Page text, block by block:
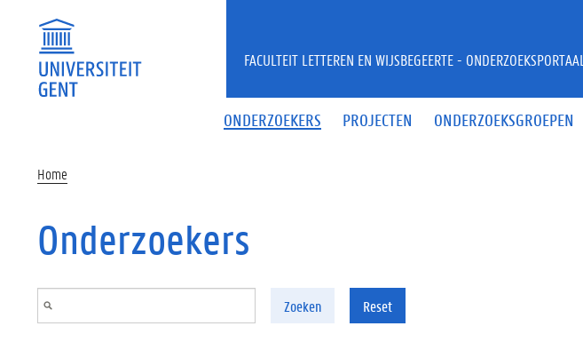
ONDERZOEKERS PROJECTEN ONDERZOEKSGROEPEN
FACULTEIT LETTEREN EN WIJSBEGEERTE - ONDERZOEKSPORTAAL
Home
Onderzoekers
Zoeken Reset